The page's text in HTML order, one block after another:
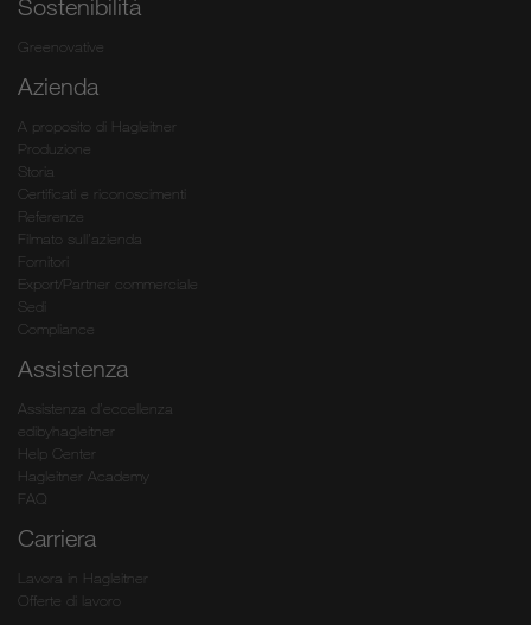
Sostenibilità
Greenovative
Azienda
A proposito di Hagleitner
Produzione
Storia
Certificati e riconoscimenti
Referenze
Filmato sull’azienda
Fornitori
Export/Partner commerciale
Sedi
Compliance
Assistenza
Assistenza d’eccellenza
edibyhagleitner
Help Center
Hagleitner Academy
FAQ
Carriera
Lavora in Hagleitner
Offerte di lavoro